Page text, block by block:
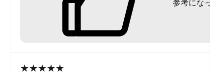
入浴するたびにフロントで鍵を預かってもらえる
のとか一人旅だと助かりますし、お料理にしても
明石の新鮮な魚介ふんだんでまぁ鮭が進むこと進
参考になった
★★★★★